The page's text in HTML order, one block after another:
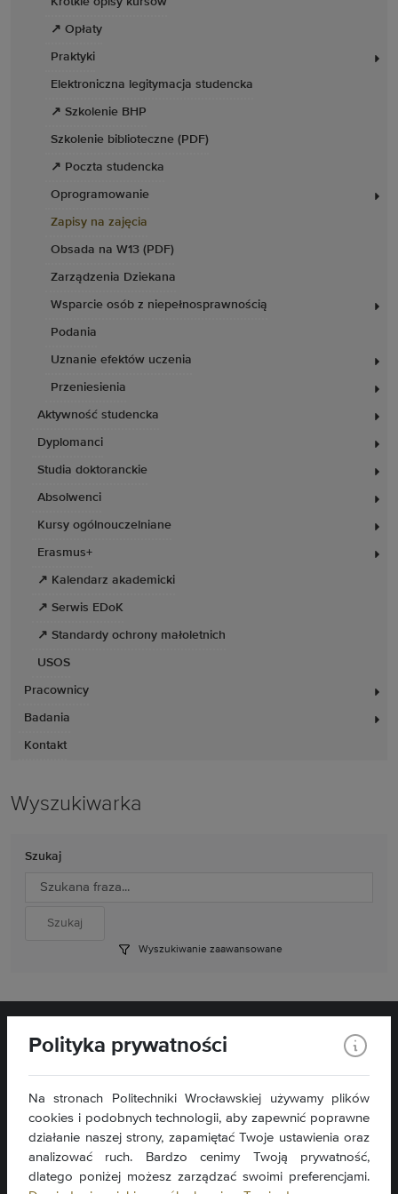
↗ Opłaty
Praktyki
Elektroniczna legitymacja studencka
↗ Szkolenie BHP
Szkolenie biblioteczne (PDF)
↗ Poczta studencka
Oprogramowanie
Zapisy na zajęcia
Obsada na W13 (PDF)
Zarządzenia Dziekana
Wsparcie osób z niepełnosprawnością
Podania
Uznanie efektów uczenia
Przeniesienia
Aktywność studencka
Dyplomanci
Studia doktoranckie
Absolwenci
Kursy ogólnouczelniane
Erasmus+
↗ Kalendarz akademicki
↗ Serwis EDoK
↗ Standardy ochrony małoletnich
USOS
Pracownicy
Badania
Kontakt
Wyszukiwarka
Szukaj
Wyszukiwanie zaawansowane
Wydział Matematyki – zapisy: zima 2026/2027
Wydział Matematyki
Wybrzeże Wyspiańskiego 27
50-370 Wrocław
Polityka prywatności
Na stronach Politechniki Wrocławskiej używamy plików
cookies i podobnych technologii, aby zapewnić poprawne
działanie naszej strony, zapamiętać Twoje ustawienia oraz
analizować ruch. Bardzo cenimy Twoją prywatność,
dlatego poniżej możesz zarządzać swoimi preferencjami.